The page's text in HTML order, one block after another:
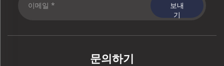
보내
기
문의하기